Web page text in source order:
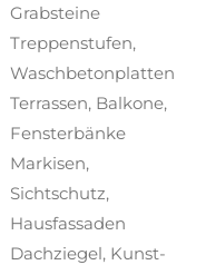
Grabsteine
Treppenstufen,
Waschbetonplatten
Terrassen, Balkone,
Fensterbänke
Markisen,
Sichtschutz,
Hausfassaden
Dachziegel, Kunst-